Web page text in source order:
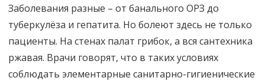
Заболевания разные – от банального ОРЗ до
туберкулёза и гепатита. Но болеют здесь не только
пациенты. На стенах палат грибок, а вся сантехника
ржавая. Врачи говорят, что в таких условиях
соблюдать элементарные санитарно-гигиенические